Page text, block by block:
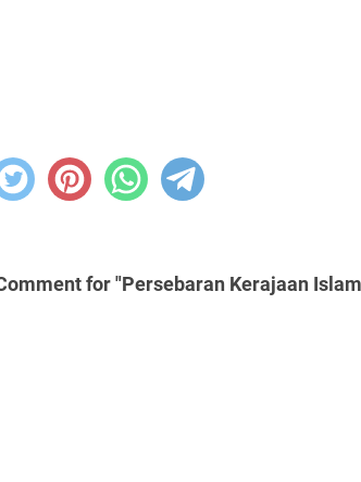
for "Persebaran Kerajaan